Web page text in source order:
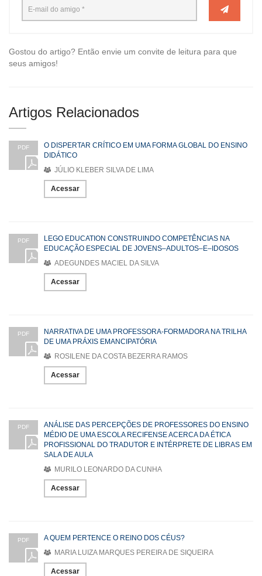
Gostou do artigo? Então envie um convite de leitura para que
seus amigos!
Artigos Relacionados
PDF
O DISPERTAR CRÍTICO EM UMA FORMA GLOBAL DO ENSINO
DIDÁTICO
JÚLIO KLEBER SILVA DE LIMA
Acessar
PDF
LEGO EDUCATION CONSTRUINDO COMPETÊNCIAS NA
EDUCAÇÃO ESPECIAL DE JOVENS–ADULTOS–E–IDOSOS
ADEGUNDES MACIEL DA SILVA
Acessar
PDF
NARRATIVA DE UMA PROFESSORA-FORMADORA NA TRILHA
DE UMA PRÁXIS EMANCIPATÓRIA
ROSILENE DA COSTA BEZERRA RAMOS
Acessar
PDF
ANÁLISE DAS PERCEPÇÕES DE PROFESSORES DO ENSINO
MÉDIO DE UMA ESCOLA RECIFENSE ACERCA DA ÉTICA
PROFISSIONAL DO TRADUTOR E INTÉRPRETE DE LIBRAS EM
SALA DE AULA
MURILO LEONARDO DA CUNHA
Acessar
PDF
A QUEM PERTENCE O REINO DOS CÉUS?
MARIA LUIZA MARQUES PEREIRA DE SIQUEIRA
Acessar